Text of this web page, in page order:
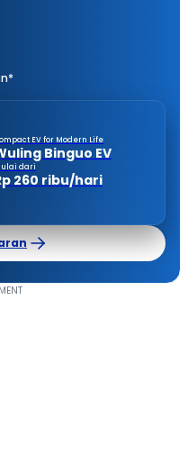
EV for Modern Life
Binguo EV
dari
260 ribu/hari